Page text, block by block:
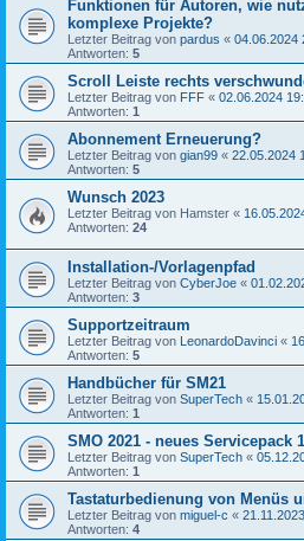
Funktionen für Autoren, wie
komplexe Projekte?
Letzter Beitrag von pardus « 04.06.2024
Antworten: 5
Scroll Leiste rechts
Letzter Beitrag von FFF « 02.06.2024
Antworten: 1
Abonnement Erneuerung?
Letzter Beitrag von gian99 « 22.05.2024
Antworten: 5
Wunsch 2023
Letzter Beitrag von Hamster «
Antworten: 24
Installation-/Vorlagenpfad
Letzter Beitrag von CyberJoe «
Antworten: 3
Supportzeitraum
Letzter Beitrag von LeonardoDavinci «
Antworten: 5
Handbücher für SM21
Letzter Beitrag von SuperTech «
Antworten: 1
SMO 2021 - neues Servicepack
Letzter Beitrag von SuperTech «
Antworten: 1
Tastaturbedienung von Menüs
Letzter Beitrag von miguel-c «
Antworten: 4